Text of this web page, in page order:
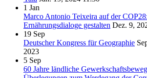
1 Jan
Marco Antonio Teixeira auf der
Ernährungsdialoge gestalten Dez. 9,
19 Sep
Deutscher Kongress für Geographie
2023
5 Sep
60 Jahre ländliche